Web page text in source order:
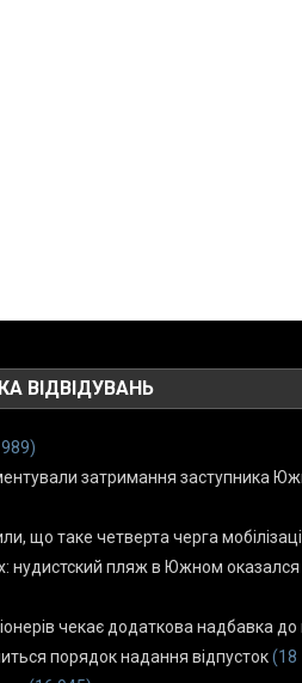
ВІДВІДУВАНЬ
затримання заступника
що таке четверта черга
нудистский пляж в Южном
чекає додаткова надбавка до
порядок надання відпусток (18